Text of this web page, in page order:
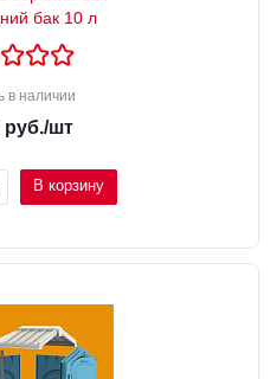
бак 10 л
в наличии
руб./шт
В корзину